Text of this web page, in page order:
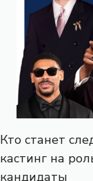
Кто станет
кастинг на
кандидаты